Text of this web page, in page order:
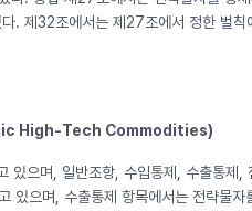
. 제32조에서는 제27조에서 정한 벌칙
High-Tech Commodities)
있으며, 일반조항, 수입통제, 수출통제,
있으며, 수출통제 항목에서는 전략물자